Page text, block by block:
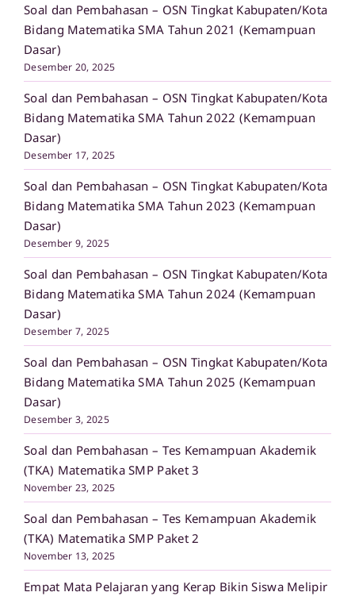
Soal dan Pembahasan – OSN Tingkat Kabupaten/Kota
Bidang Matematika SMA Tahun 2021 (Kemampuan
Dasar)
Desember 20, 2025
Soal dan Pembahasan – OSN Tingkat Kabupaten/Kota
Bidang Matematika SMA Tahun 2022 (Kemampuan
Dasar)
Desember 17, 2025
Soal dan Pembahasan – OSN Tingkat Kabupaten/Kota
Bidang Matematika SMA Tahun 2023 (Kemampuan
Dasar)
Desember 9, 2025
Soal dan Pembahasan – OSN Tingkat Kabupaten/Kota
Bidang Matematika SMA Tahun 2024 (Kemampuan
Dasar)
Desember 7, 2025
Soal dan Pembahasan – OSN Tingkat Kabupaten/Kota
Bidang Matematika SMA Tahun 2025 (Kemampuan
Dasar)
Desember 3, 2025
Soal dan Pembahasan – Tes Kemampuan Akademik
(TKA) Matematika SMP Paket 3
November 23, 2025
Soal dan Pembahasan – Tes Kemampuan Akademik
(TKA) Matematika SMP Paket 2
November 13, 2025
Empat Mata Pelajaran yang Kerap Bikin Siswa Melipir